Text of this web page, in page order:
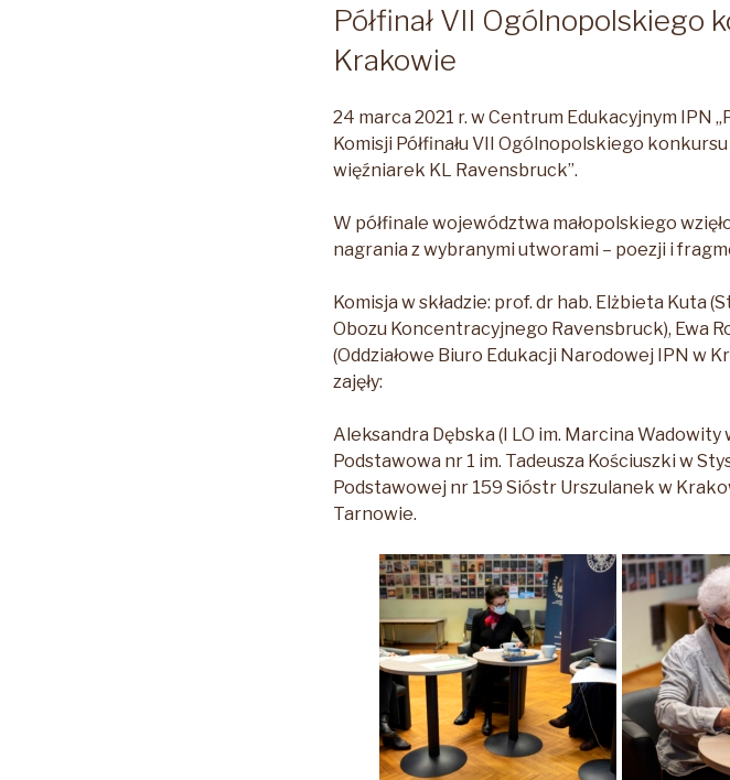
Półfinał VII
Krakowie
24 marca 2021 r. w Centrum Edukacyjnym IPN
Komisji Półfinału VII Ogólnopolskiego
więźniarek KL Ravensbruck”.
W półfinale województwa małopolskiego
nagrania z wybranymi utworami – poezji i
Komisja w składzie: prof. dr hab. Elżbieta
Obozu Koncentracyjnego Ravensbruck), Ewa
(Oddziałowe Biuro Edukacji Narodowej IPN w
zajęły:
Aleksandra Dębska (I LO im. Marcina Wadowity
Podstawowa nr 1 im. Tadeusza Kościuszki w
Podstawowej nr 159 Sióstr Urszulanek w
Tarnowie.